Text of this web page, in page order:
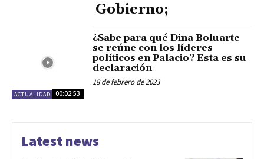
Gobierno;
ACTUALIDAD 00:02:53
¿Sabe para qué Dina Boluarte
se reúne con los líderes
políticos en Palacio? Esta es su
declaración
18 de febrero de 2023
Latest news